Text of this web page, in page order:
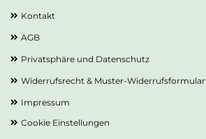
Kontakt
AGB
Privatsphäre und Datenschutz
Widerrufsrecht & Muster-Widerrufsformular
Impressum
Cookie Einstellungen